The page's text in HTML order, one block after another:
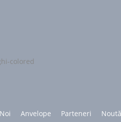
Anvelope Parteneri